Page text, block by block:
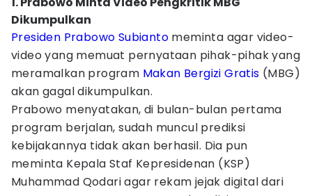
Dikumpulkan
Presiden Prabowo Subianto meminta agar video-
video yang memuat pernyataan pihak-pihak yang
meramalkan program Makan Bergizi Gratis (MBG)
akan gagal dikumpulkan.
Prabowo menyatakan, di bulan-bulan pertama
program berjalan, sudah muncul prediksi
kebijakannya tidak akan berhasil. Dia pun
meminta Kepala Staf Kepresidenan (KSP)
Muhammad Qodari agar rekam jejak digital dari